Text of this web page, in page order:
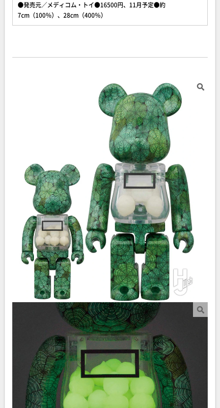
●発売元／メディコム・トイ●16500円、11月予定●約
7cm（100％）、28cm（400％）